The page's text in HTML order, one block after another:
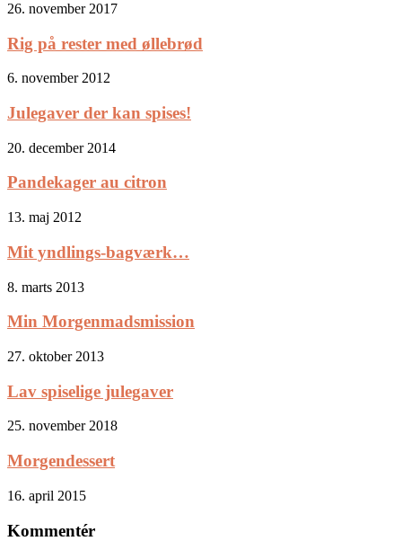
26. november 2017
Rig på rester med øllebrød
6. november 2012
Julegaver der kan spises!
20. december 2014
Pandekager au citron
13. maj 2012
Mit yndlings-bagværk…
8. marts 2013
Min Morgenmadsmission
27. oktober 2013
Lav spiselige julegaver
25. november 2018
Morgendessert
16. april 2015
Kommentér